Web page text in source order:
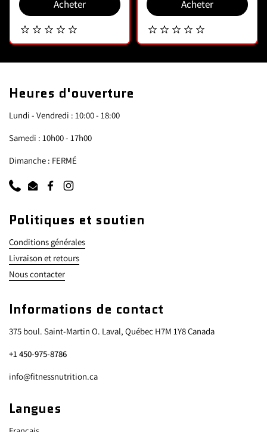
Acheter Acheter
Heures d'ouverture
Lundi - Vendredi : 10:00 - 18:00
Samedi : 10h00 - 17h00
Dimanche : FERMÉ
Téléphone
CourrielFacebookInstagram
Politiques et soutien
Conditions générales
Livraison et retours
Nous contacter
Informations de contact
375 boul. Saint-Martin O. Laval, Québec H7M 1Y8 Canada
+1 450-975-8786
info@fitnessnutrition.ca
Langues